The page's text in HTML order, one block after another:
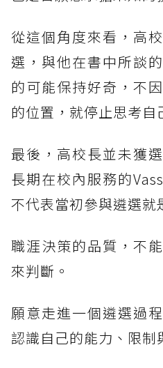
從這個角度來看，高
選，與他在書中所談
的可能保持好奇，不
的位置，就停止思考自
最後，高校長並未獲
長期在校內服務的
不代表當初參與遴選就
職涯決策的品質，不
來判斷。
願意走進一個遴選過
認識自己的能力、限制